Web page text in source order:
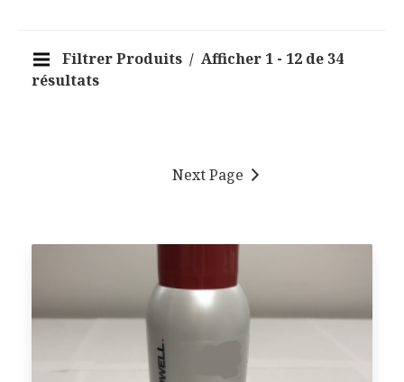
Filtrer Produits
Afficher 1 - 12 de 34
résultats
Next Page